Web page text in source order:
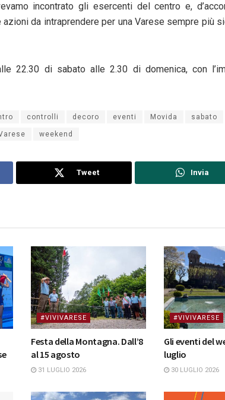
incontrato gli esercenti del centro e,
da intraprendere per una Varese sempre più
22.30 di sabato alle 2.30 di domenica, con
controlli decoro eventi Movida sabato
weekend
Tweet Invia
#VIVIVARESE
Festa della Montagna. Dall’8
al 15 agosto
31 LUGLIO 2026
#VIVIVARESE
Gli eventi del
luglio
30 LUGLIO 2026